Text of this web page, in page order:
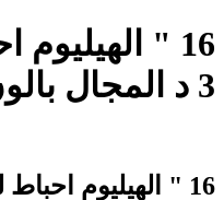
16 "
3 د المجال بالون